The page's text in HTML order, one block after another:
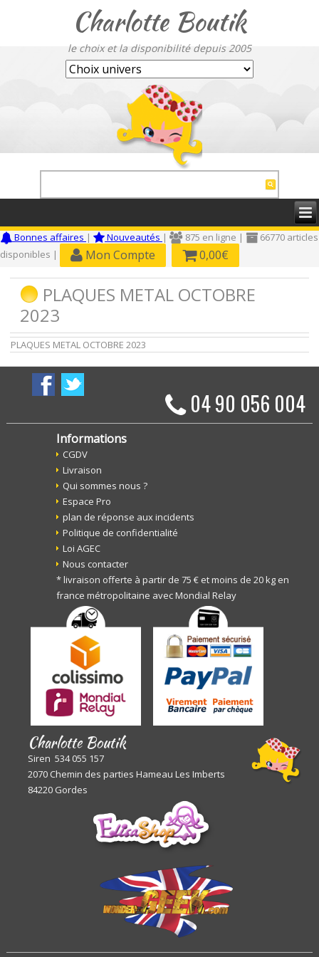
Charlotte Boutik
le choix et la disponibilité depuis 2005
Bonnes affaires | Nouveautés | 875 en ligne |
66770 articles
disponibles |
Mon Compte 0,00€
PLAQUES METAL OCTOBRE
2023
PLAQUES METAL OCTOBRE 2023
04 90 056 004
Informations
CGDV
Livraison
Qui sommes nous ?
Espace Pro
plan de réponse aux incidents
Politique de confidentialité
Loi AGEC
Nous contacter
* livraison offerte à partir de 75 € et moins de 20 kg en
france métropolitaine avec Mondial Relay
Charlotte Boutik
Siren 534 055 157
2070 Chemin des parties Hameau Les Imberts
84220 Gordes